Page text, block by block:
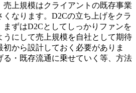
上規模はクライアントの既存事業
なります。D2Cの立ち上げをクラ
まずはD2Cとしてしっかりファンを
うにして売上規模を自社として期待
から設計しておく必要がありま
る・既存流通に乗せていく等、方法